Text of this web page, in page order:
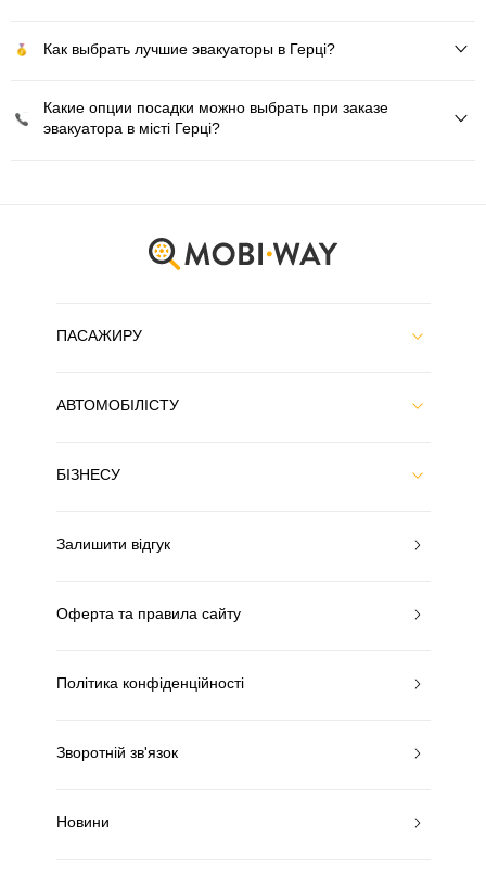
Как выбрать лучшие эвакуаторы в Герці?
Какие опции посадки можно выбрать при заказе
эвакуатора в місті Герці?
ПАСАЖИРУ
АВТОМОБІЛІСТУ
БІЗНЕСУ
Залишити відгук
Оферта та правила сайту
Політика конфіденційності
Зворотній зв'язок
Новини